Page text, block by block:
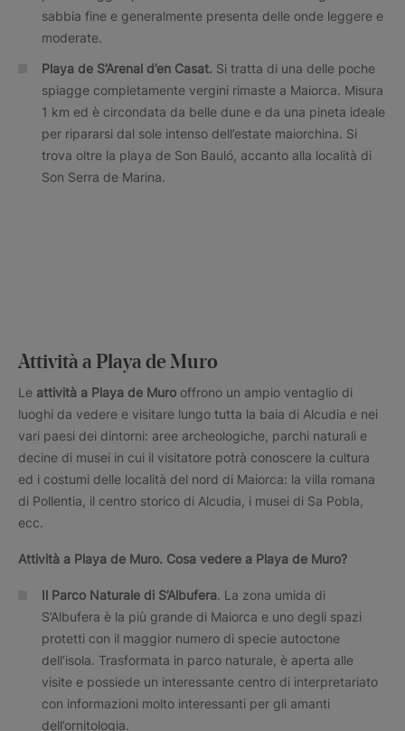
sabbia fine e generalmente presenta delle onde leggere e
moderate.
Playa de S’Arenal d’en Casat. Si tratta di una delle poche
spiagge completamente vergini rimaste a Maiorca. Misura
1 km ed è circondata da belle dune e da una pineta ideale
per ripararsi dal sole intenso dell’estate maiorchina. Si
trova oltre la playa de Son Bauló, accanto alla località di
Son Serra de Marina.
Attività a Playa de Muro
Le attività a Playa de Muro offrono un ampio ventaglio di
luoghi da vedere e visitare lungo tutta la baia di Alcudia e nei
vari paesi dei dintorni: aree archeologiche, parchi naturali e
decine di musei in cui il visitatore potrà conoscere la cultura
ed i costumi delle località del nord di Maiorca: la villa romana
di Pollentia, il centro storico di Alcudia, i musei di Sa Pobla,
ecc.
Attività a Playa de Muro. Cosa vedere a Playa de Muro?
Il Parco Naturale di S’Albufera. La zona umida di
S’Albufera è la più grande di Maiorca e uno degli spazi
protetti con il maggior numero di specie autoctone
dell’isola. Trasformata in parco naturale, è aperta alle
visite e possiede un interessante centro di interpretariato
con informazioni molto interessanti per gli amanti
dell’ornitologia.